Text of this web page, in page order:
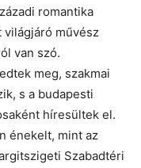
romantika
világjáró művész
van szó.
meg, szakmai
s a budapesti
híresültek el.
énekelt, mint az
Szabadtéri